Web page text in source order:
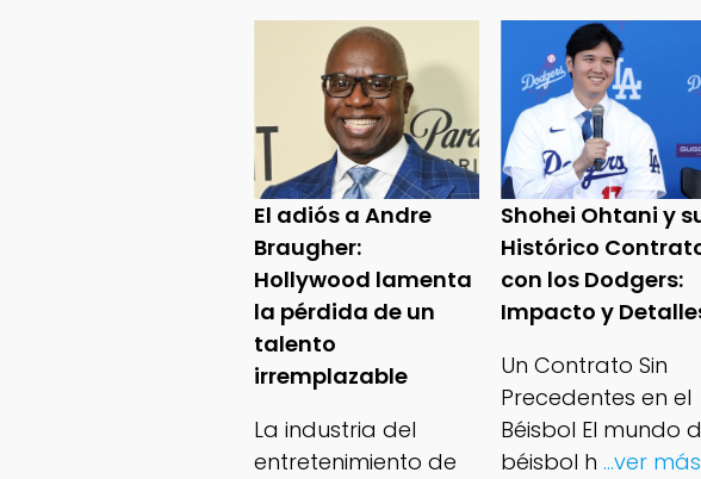
El adiós a Andre
Braugher:
Hollywood lamenta
la pérdida de un
talento
irremplazable
La industria del
entretenimiento de
Shohei Ohtani y
Histórico
con los Dodgers:
Impacto y
Un Contrato Sin
Precedentes en el
Béisbol El mundo
béisbol h ...ver más